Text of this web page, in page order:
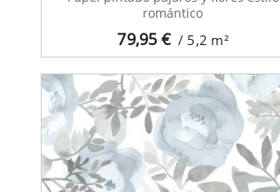
79,95 € / 5,2 m²
romántico